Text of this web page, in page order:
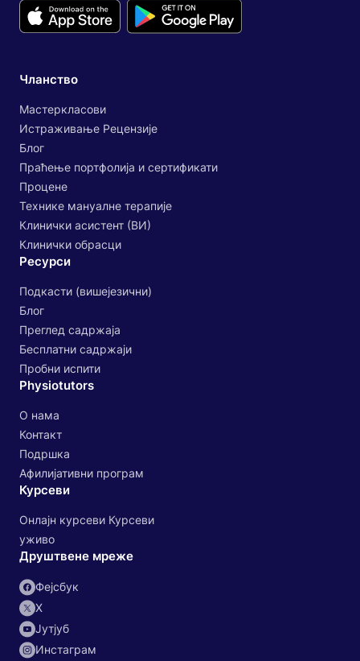
Чланство
Мастеркласови
Истраживање Рецензије
Блог
Праћење портфолија и сертификати
Процене
Технике мануалне терапије
Клинички асистент (ВИ)
Клинички обрасци
Ресурси
Подкасти (вишејезични)
Блог
Преглед садржаја
Бесплатни садржаји
Пробни испити
Physiotutors
О нама
Контакт
Подршка
Афилијативни програм
Курсеви
Онлајн курсеви Курсеви
уживо
Друштвене мреже
Фејсбук
X
Јутјуб
Инстаграм